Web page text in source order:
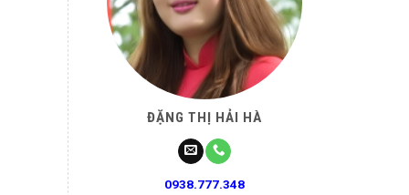
ĐẶNG THỊ HẢI HÀ
0938.777.348